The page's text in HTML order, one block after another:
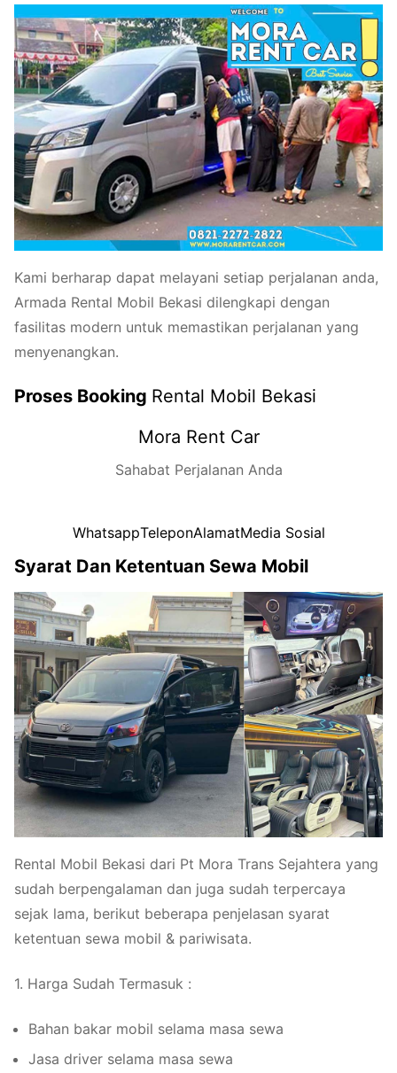
Kami berharap dapat melayani setiap perjalanan anda,
Armada Rental Mobil Bekasi dilengkapi dengan
fasilitas modern untuk memastikan perjalanan yang
menyenangkan.
Proses Booking Rental Mobil Bekasi
Mora Rent Car
Sahabat Perjalanan Anda
WhatsappTeleponAlamatMedia Sosial
Syarat Dan Ketentuan Sewa Mobil
Rental Mobil Bekasi dari Pt Mora Trans Sejahtera yang
sudah berpengalaman dan juga sudah terpercaya
sejak lama, berikut beberapa penjelasan syarat
ketentuan sewa mobil & pariwisata.
1. Harga Sudah Termasuk :
Bahan bakar mobil selama masa sewa
Jasa driver selama masa sewa